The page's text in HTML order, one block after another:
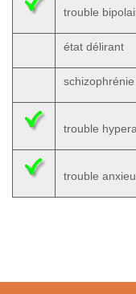
trouble
état délirant
schizophrénie
trouble
trouble